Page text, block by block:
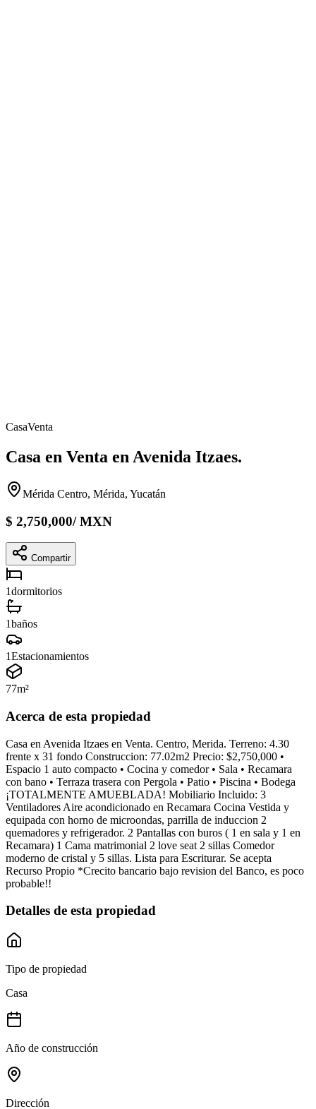
CasaVenta
Casa en Venta en Avenida Itzaes.
Mérida Centro, Mérida, Yucatán
$ 2,750,000/MXN
Compartir
1dormitorios
1baños
1Estacionamientos
77m²
Acerca de esta propiedad
Casa en Avenida Itzaes en Venta. Centro, Merida. Terreno: 4.30
frente x 31 fondo Construccion: 77.02m2 Precio: $2,750,000 •
Espacio 1 auto compacto • Cocina y comedor • Sala • Recamara
con bano • Terraza trasera con Pergola • Patio • Piscina • Bodega
¡TOTALMENTE AMUEBLADA! Mobiliario Incluido: 3
Ventiladores Aire acondicionado en Recamara Cocina Vestida y
equipada con horno de microondas, parrilla de induccion 2
quemadores y refrigerador. 2 Pantallas con buros ( 1 en sala y 1 en
Recamara) 1 Cama matrimonial 2 love seat 2 sillas Comedor
moderno de cristal y 5 sillas. Lista para Escriturar. Se acepta
Recurso Propio *Crecito bancario bajo revision del Banco, es poco
probable!!
Detalles de esta propiedad
Tipo de propiedad
Casa
Año de construcción
Dirección